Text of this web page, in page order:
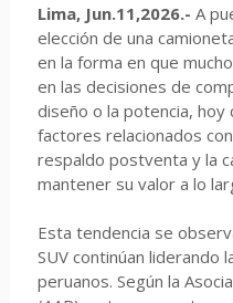
Lima, Jun.11,2026.- A
elección de una
en la forma en que
en las decisiones de
diseño o la potencia, hoy
factores relacionados
respaldo postventa y la
mantener su valor a lo
Esta tendencia se
SUV continúan liderando
peruanos. Según la